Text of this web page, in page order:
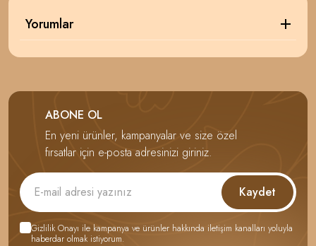
Yorumlar
ABONE OL
En yeni ürünler, kampanyalar ve size özel
fırsatlar için e-posta adresinizi giriniz.
Kaydet
Gizlilik Onayı ile kampanya ve ürünler hakkında iletişim kanalları yoluyla
haberdar olmak istiyorum.